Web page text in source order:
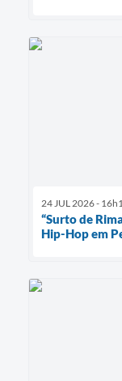
24 JUL 2026 -
“Surto de
Hip-Hop em